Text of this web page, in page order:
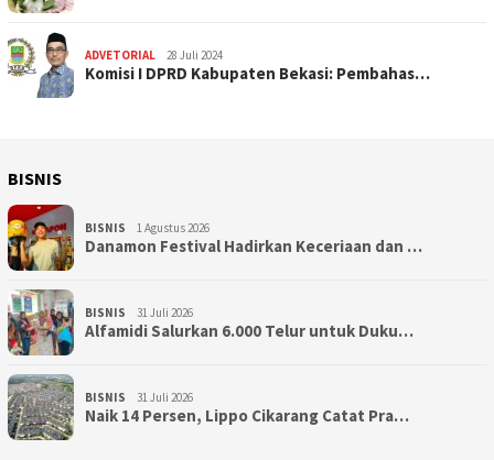
ADVETORIAL 28 Juli 2024
Komisi I DPRD Kabupaten Bekasi: Pembahas…
BISNIS
BISNIS 1 Agustus 2026
Danamon Festival Hadirkan Keceriaan dan …
BISNIS 31 Juli 2026
Alfamidi Salurkan 6.000 Telur untuk Duku…
BISNIS 31 Juli 2026
Naik 14 Persen, Lippo Cikarang Catat Pra…